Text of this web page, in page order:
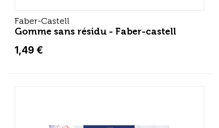
Faber-Castell
Gomme sans résidu - Faber-castell
1,49 €